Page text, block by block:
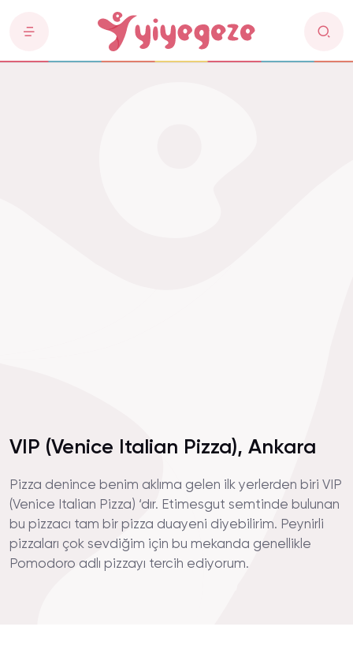
VIP (Venice Italian Pizza), Ankara
Pizza denince benim aklıma gelen ilk yerlerden biri VIP
(Venice Italian Pizza) ‘dır. Etimesgut semtinde bulunan
bu pizzacı tam bir pizza duayeni diyebilirim. Peynirli
pizzaları çok sevdiğim için bu mekanda genellikle
Pomodoro adlı pizzayı tercih ediyorum.